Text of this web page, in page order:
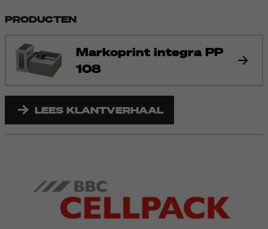
PRODUCTEN
Markoprint integra PP
108
LEES KLANTVERHAAL